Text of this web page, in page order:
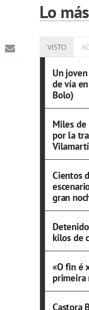
Lo más
VISTO
Un
de vía
Bolo)
Miles de
por la
Cientos
gran
kilos de
«O fin é
primeira
Castora